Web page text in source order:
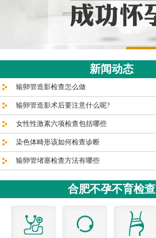
新闻动态
输卵管造影检查怎么做
输卵管造影术后要注意什么呢?
女性性激素六项检查包括哪些
染色体畸形该如何检查诊断
输卵管堵塞检查方法有哪些
合肥不孕不育检查